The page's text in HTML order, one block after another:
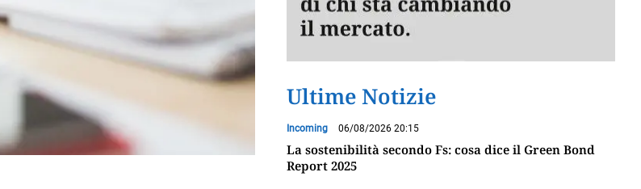
Ultime Notizie
Incoming 06/08/2026 20:15
La sostenibilità secondo Fs: cosa dice il Green Bond
Report 2025